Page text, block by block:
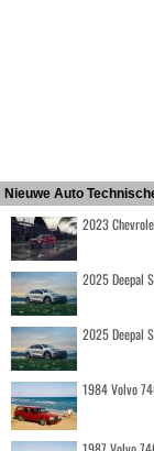
Nieuwe Auto
2023
2025 Deepal
2025 Deepal
1984 Volvo